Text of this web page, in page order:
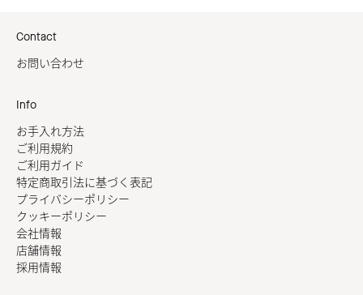
Contact
お問い合わせ
Info
お手入れ方法
ご利用規約
ご利用ガイド
特定商取引法に基づく表記
プライバシーポリシー
クッキーポリシー
会社情報
店舗情報
採用情報